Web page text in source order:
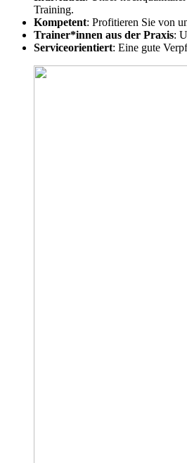
Training.
Kompetent: Profitieren Sie von
Trainer*innen aus der Praxis:
Serviceorientiert: Eine gute